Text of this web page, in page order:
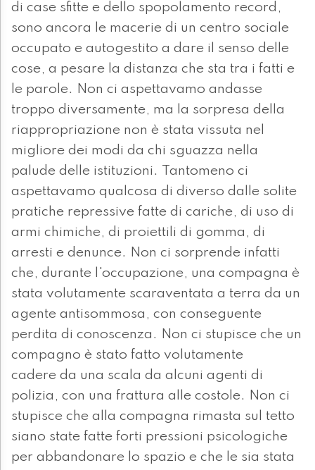
di case sfitte e dello spopolamento record,
sono ancora le macerie di un centro sociale
occupato e autogestito a dare il senso delle
cose, a pesare la distanza che sta tra i fatti e
le parole. Non ci aspettavamo andasse
troppo diversamente, ma la sorpresa della
riappropriazione non è stata vissuta nel
migliore dei modi da chi sguazza nella
palude delle istituzioni. Tantomeno ci
aspettavamo qualcosa di diverso dalle solite
pratiche repressive fatte di cariche, di uso di
armi chimiche, di proiettili di gomma, di
arresti e denunce. Non ci sorprende infatti
che, durante l'occupazione, una compagna è
stata volutamente scaraventata a terra da un
agente antisommosa, con conseguente
perdita di conoscenza. Non ci stupisce che un
compagno è stato fatto volutamente
cadere da una scala da alcuni agenti di
polizia, con una frattura alle costole. Non ci
stupisce che alla compagna rimasta sul tetto
siano state fatte forti pressioni psicologiche
per abbandonare lo spazio e che le sia stata